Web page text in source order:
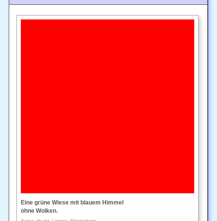
Eine grüne Wiese mit blauem Himmel
ohne Wolken.